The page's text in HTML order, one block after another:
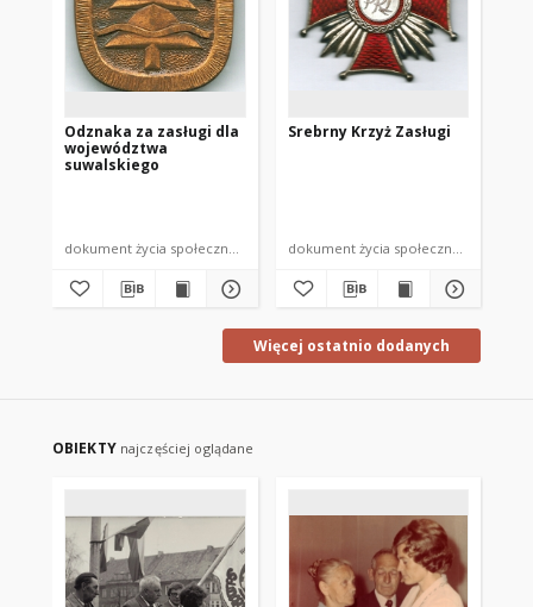
Odznaka za zasługi dla
województwa
suwalskiego
dokument życia społecznego
Srebrny Krzyż Zasługi
dokument życia społecznego
Więcej ostatnio dodanych
OBIEKTY najczęściej oglądane